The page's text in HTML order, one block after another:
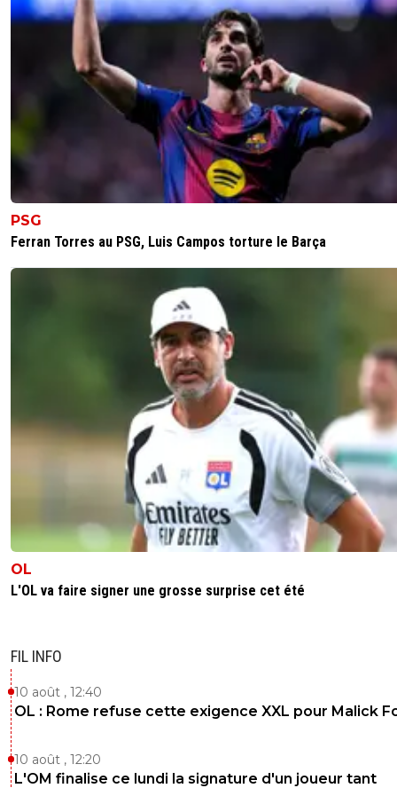
PSG
Ferran Torres au PSG, Luis Campos torture le Barça
OL
L'OL va faire signer une grosse surprise cet été
FIL INFO
10 août , 12:40
OL : Rome refuse cette exigence XXL pour Malick
10 août , 12:20
L'OM finalise ce lundi la signature d'un joueur tant